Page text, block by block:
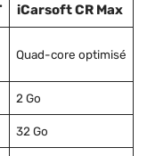
iCarsoft CR Max
Quad-core optimisé
2 Go
32 Go